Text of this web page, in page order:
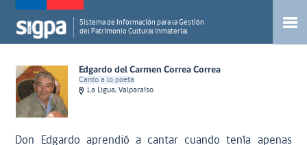
Sistema de Información para la Gestión
del Patrimonio Cultural Inmaterial
Edgardo del Carmen Correa Correa
Canto a lo poeta
La Ligua, Valparaíso
Don Edgardo aprendió a cantar cuando tenía apenas